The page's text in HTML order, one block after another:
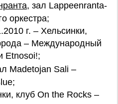
, зал Lappeenranta-
оркестра;
г. – Хельсинки,
– Международный
Etnosoi!;
Madetojan Sali –
клуб On the Rocks –